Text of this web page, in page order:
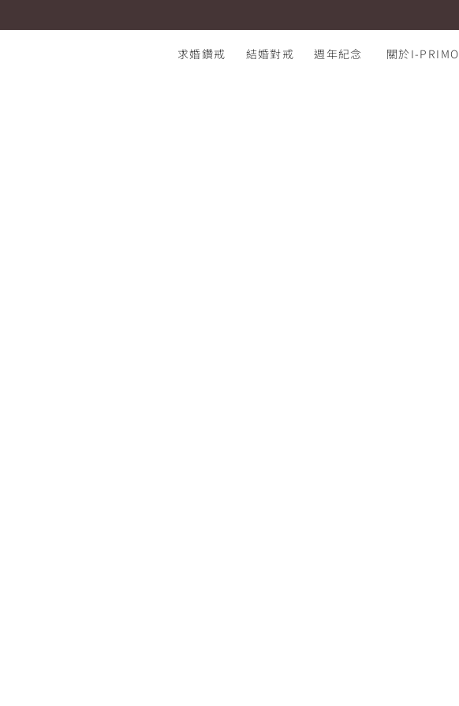
I-PRIMO：結婚鑽石戒指專賣店
求婚鑽戒 結婚對戒 週年紀念 關於I-PRIMO